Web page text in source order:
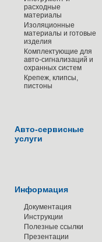
расходные
материалы
Изоляционные
материалы и готовые
изделия
Комплектующие для
авто-сигнализаций и
охранных систем
Крепеж, клипсы,
пистоны
Авто-сервисные
услуги
Информация
Документация
Инструкции
Полезные ссылки
Презентации